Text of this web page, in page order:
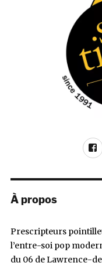
À propos
Prescripteurs
l’entre-soi pop
du 06 de Lawrence-